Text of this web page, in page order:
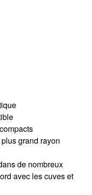
grand rayon
de nombreux
avec les cuves et